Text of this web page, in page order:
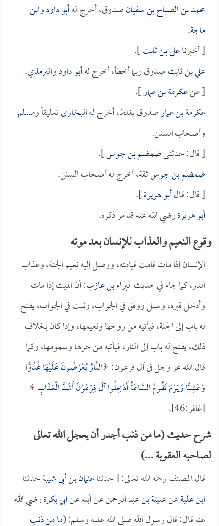
محمد بن الصباح بن سفيانصدوق، أخرج لهأبو داودوابن
ماجة.
[ أخبرناعلي بن ثابت].
علي بن ثابتصدوق ربما أخطأ، أخرج لهأبو داودوالترمذي.
[ عنعكرمة بن عمار].
عكرمة بن عمارصدوق يغلط، أخرج لهالبخاريتعليقاً ومسلم
وأصحاب السنن.
[ قال: حدثنيضمضم بن جوس].
ضمضم بن جوسثقة، أخرج له أصحاب السنن.
[ قال: قالأبو هريرة].
أبو هريرةرضي الله عنه قد مر ذكره.
وقوع النعيم والعذاب للإنسان بعد موته
الإنسان إذا مات قامت قيامته، ووصل إليه نعيم الجنة، وعذاب
النار، كما جاء في حديثالبراء بن عازب: أن الميت إذا مات
وأدخل قبره، وسئل ووفق في الجواب، وثبت في الجواب، يفتح
له باب إلى الجنة، فيأتيه من روحها ونعيمها، وإذا كان بخلاف
ذلك، يفتح له باب إلى النار، فيأتيه من حرها وسمومها، وكما
قال الله عز وجل في آل فرعون: النَّارُ يُعْرَضُونَ عَلَيْهَا غُدُوًّا
وَعَشِيًّا وَيَوْمَ تَقُومُ السَّاعَةُ أَدْخِلُوا آلَ فِرْعَوْنَ أَشَدَّ الْعَذَابِ
[غافر:46].
شرح حديث (ما من ذنب أجدر أن يعجل الله تعالى
لصاحبه العقوبة ...)
قال المصنف رحمه الله تعالى: [ حدثناعثمان بن أبي شيبةحدثنا
ابن عليةعنعيينة بن عبد الرحمنعن أبيه عنأبي بكرةرضي الله
عنه قال: قال رسول الله صلى الله عليه وسلم: (ما من ذنب